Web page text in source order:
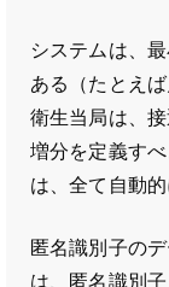
システムは、
ある（たとえ
衛生当局は、
増分を定義す
は、全て自動
匿名識別子の
は、匿名識別